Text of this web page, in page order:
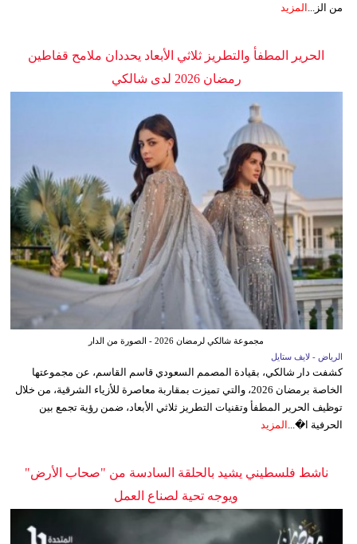
من الز...
المزيد
الحرير المطفأ والتطريز ثلاثي الأبعاد يحددان ملامح قفاطين
رمضان 2026 لدى شالكي
مجموعة شالكي لرمضان 2026 - الصورة من الدار
الرياض - لايف ستايل
كشفت دار شالكي، بقيادة المصمم السعودي قاسم القاسم، عن مجموعتها
الخاصة برمضان 2026، والتي تميزت بمقاربة معاصرة للأزياء الشرقية، من خلال
توظيف الحرير المطفأ وتقنيات التطريز ثلاثي الأبعاد، ضمن رؤية تجمع بين
الحرفية ا�... المزيد
ناشط فلسطيني يشيد بالحلقة السادسة من "صحاب الأرض"
ويوجه تحية لصناع العمل